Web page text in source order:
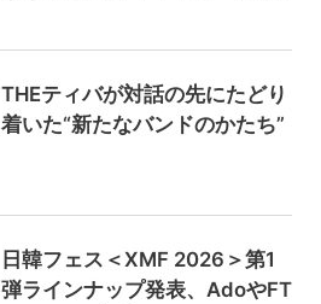
THEティバが対話の先にたどり
着いた“新たなバンドのかたち”
日韓フェス＜XMF 2026＞第1
弾ラインナップ発表、AdoやFT